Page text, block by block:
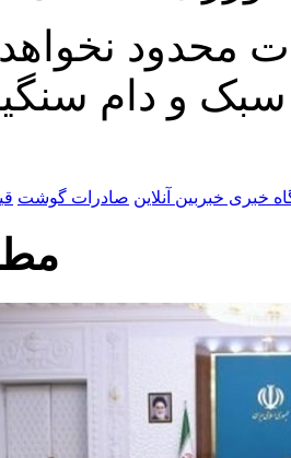
محدود
و دام
خبری خبربین آنلاین صادرات گوشت